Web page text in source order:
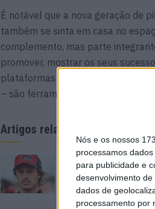
Nós e os nossos
processamos
para publicidade e
desenvolvimento de
dados de
processamento por
É notável que a nova geração de
também se sinta em casa no
complemento, mas parte
promover, mostrar os seus
plataformas como Instagram,
– são ferramentas para aumentar
Artigos relacionados
MotoGP: Ducati
segundo dia de
futuras 850cc
7 AGOSTO, 2026